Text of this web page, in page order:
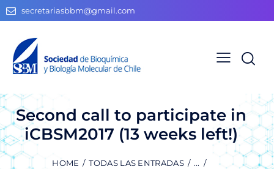
secretariasbbm@gmail.com
Second call to participate in
iCBSM2017 (13 weeks left!)
HOME TODAS LAS ENTRADAS
...